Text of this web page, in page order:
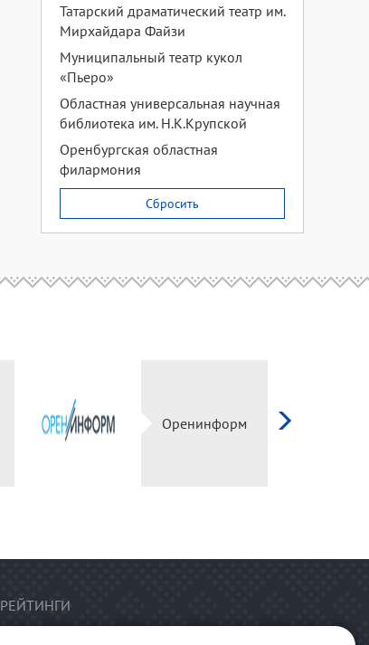
Татарский драматический театр им.
Мирхайдара Файзи
Муниципальный театр кукол
«Пьеро»
Областная универсальная научная
библиотека им. Н.К.Крупской
Оренбургская областная
филармония
Сбросить
Оренинформ
РЕЙТИНГИ